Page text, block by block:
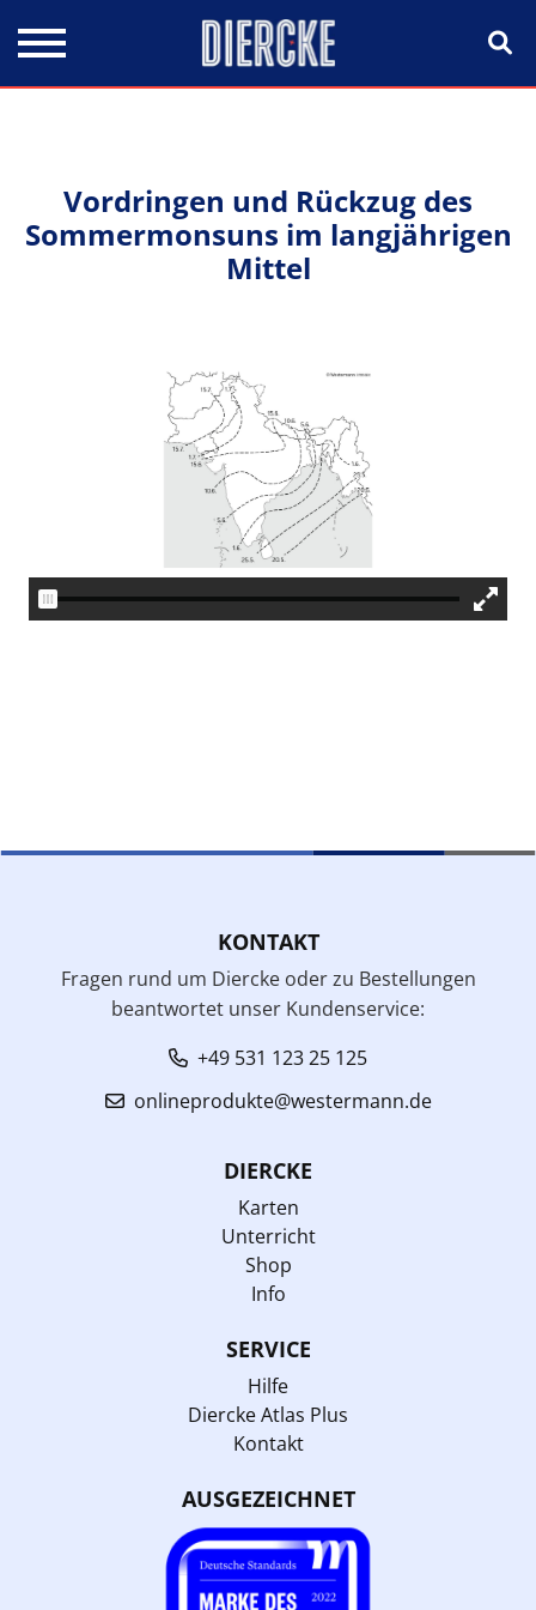
Vordringen und Rückzug des
Sommermonsuns im langjährigen
Mittel
KONTAKT
Fragen rund um Diercke oder zu Bestellungen
beantwortet unser Kundenservice:
+49 531 123 25 125
onlineprodukte@westermann.de
DIERCKE
Karten
Unterricht
Shop
Info
SERVICE
Hilfe
Diercke Atlas Plus
Kontakt
AUSGEZEICHNET